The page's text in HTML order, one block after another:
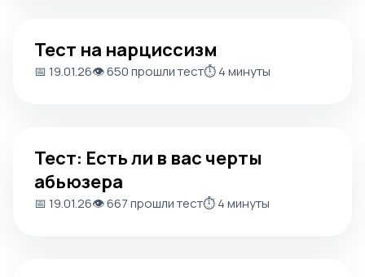
Тест на нарциссизм
📅 19.01.26👁️ 650 прошли тест⏱️ 4 минуты
Тест: Есть ли в вас черты
абьюзера
📅 19.01.26👁️ 667 прошли тест⏱️ 4 минуты